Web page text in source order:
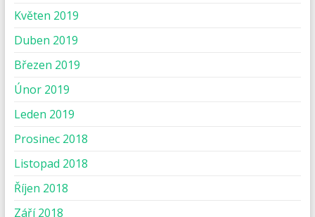
Květen 2019
Duben 2019
Březen 2019
Únor 2019
Leden 2019
Prosinec 2018
Listopad 2018
Říjen 2018
Září 2018